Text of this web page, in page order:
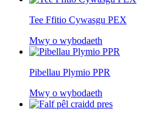
Tee Ffitio Cywasgu PEX
Mwy o wybodaeth
Pibellau Plymio PPR
Mwy o wybodaeth